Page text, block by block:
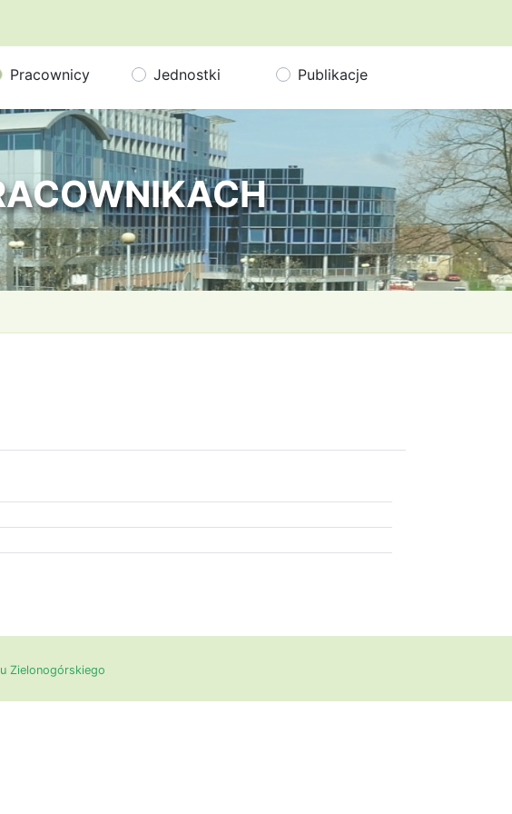
Pracownicy Jednostki Publikacje
Zielonogórskiego